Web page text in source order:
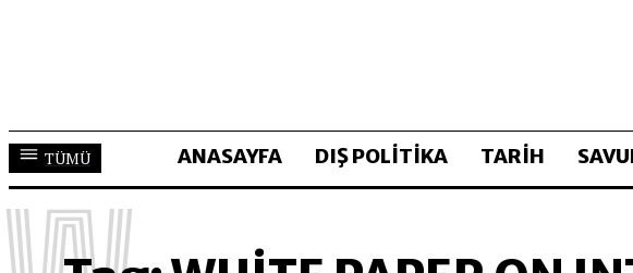
TÜMÜ ANASAYFA DIŞ POLİTİKA TARİH